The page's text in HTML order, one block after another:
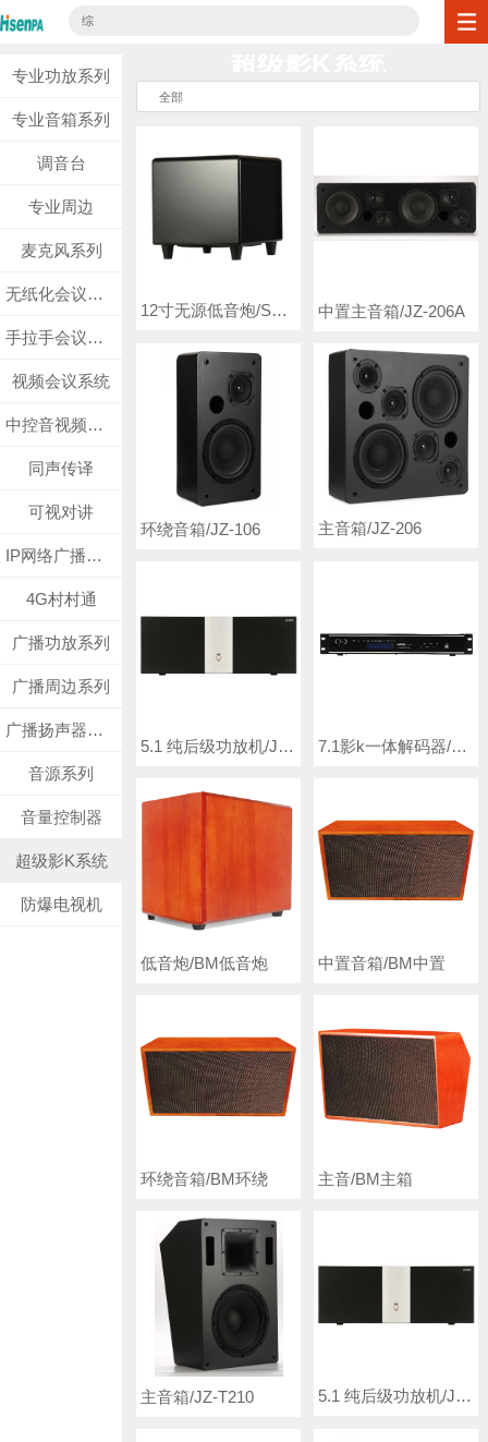
综
专业功放系列
专业音箱系列
调音台
专业周边
麦克风系列
无纸化会议系统
手拉手会议系统
视频会议系统
中控音视频矩阵系列
同声传译
可视对讲
IP网络广播系列
4G村村通
广播功放系列
广播周边系列
广播扬声器系列
音源系列
音量控制器
超级影K系统
防爆电视机
全部
12寸无源低音炮/SUB12S 中置主音箱/JZ-206A
环绕音箱/JZ-106 主音箱/JZ-206
5.1 纯后级功放机/JZ-628 7.1影k一体解码器/JZ-710S
低音炮/BM低音炮 中置音箱/BM中置
环绕音箱/BM环绕 主音/BM主箱
主音箱/JZ-T210 5.1 纯后级功放机/JZ-628